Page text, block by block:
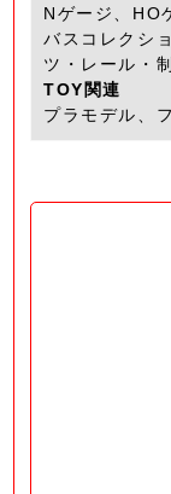
Nゲージ、HO
バスコレクシ
ツ・レール・
TOY関連
プラモデル、